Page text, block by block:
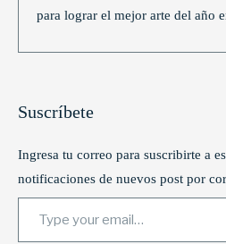
para lograr el mejor arte del año
Suscríbete
Ingresa tu correo para suscribirte a
notificaciones de nuevos post por
Type your email…